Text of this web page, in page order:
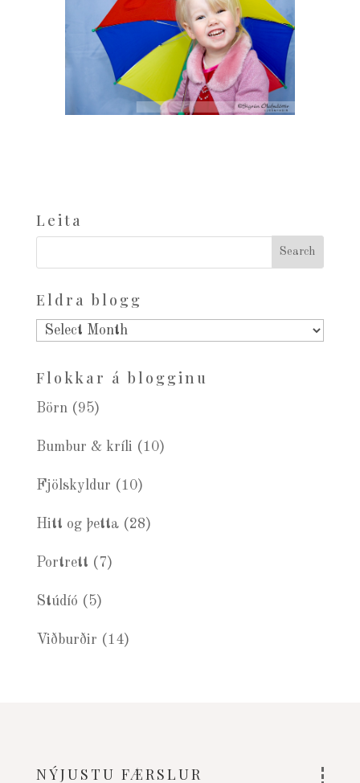
Leita
Eldra blogg
Eldra
Flokkar á blogginu
Börn (95)
Bumbur & kríli (10)
Fjölskyldur (10)
Hitt og þetta(28)
Portrett (7)
Stúdíó (5)
Viðburðir (14)
NÝJUSTU FÆRSLUR